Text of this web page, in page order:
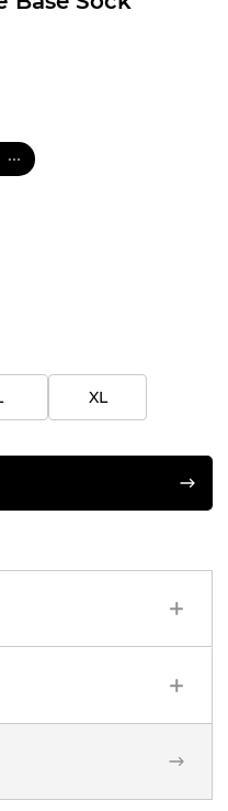
XL